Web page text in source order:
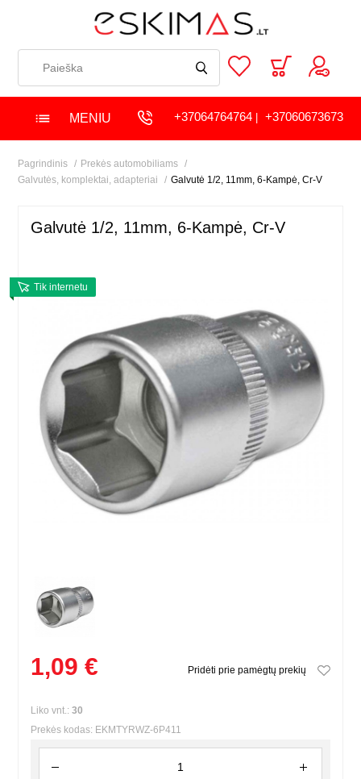
MENIU +37064764764| +37060673673
Pagrindinis
Prekės automobiliams
Galvutės, komplektai, adapteriai
Galvutė 1/2, 11mm, 6-Kampė, Cr-V
Galvutė 1/2, 11mm, 6-Kampė, Cr-V
Tik internetu
1,09 € Pridėti prie pamėgtų prekių
Liko vnt.:30
Prekės kodas: EKMTYRWZ-6P411